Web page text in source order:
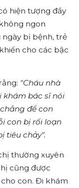
hiện tượng đầy
ngon
ngày bị bệnh, trẻ
cho các bậc
"Cháu nhà
khám bác sĩ nói
để con
con bị rối loạn
tiêu chảy".
thường xuyên
cũng được
con. Đi khám